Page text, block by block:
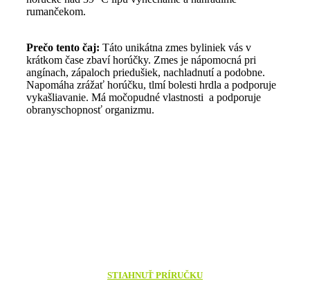
rumančekom.
Prečo tento čaj: Táto unikátna zmes byliniek vás v
krátkom čase zbaví horúčky. Zmes je nápomocná pri
angínach, zápaloch priedušiek, nachladnutí a podobne.
Napomáha zrážať horúčku, tlmí bolesti hrdla a podporuje
vykašliavanie. Má močopudné vlastnosti a podporuje
obranyschopnosť organizmu.
STIAHNUŤ PRÍRUČKU